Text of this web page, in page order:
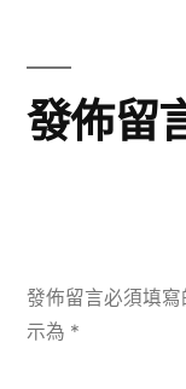
發佈留
發佈留言必須填寫
示為 *